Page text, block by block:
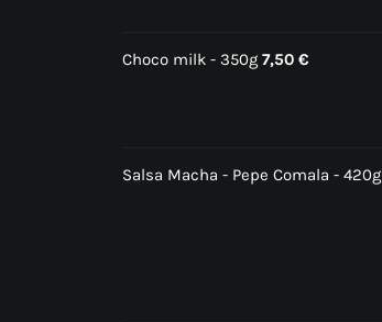
Choco milk - 350g 7,50 €
Salsa Macha - Pepe Comala - 420g